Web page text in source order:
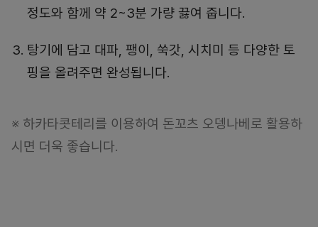
정도와 함께 약 2~3분 가량 끓여 줍니다.
탕기에 담고 대파, 팽이, 쑥갓, 시치미 등 다양한 토
핑을 올려주면 완성됩니다.
※ 하카타콧테리를 이용하여 돈꼬츠 오뎅나베로 활용하
시면 더욱 좋습니다.